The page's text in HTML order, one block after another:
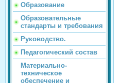
Образование
Образовательные
стандарты и требования
Руководство.
Педагогический состав
Материально-
техническое
обеспечение и